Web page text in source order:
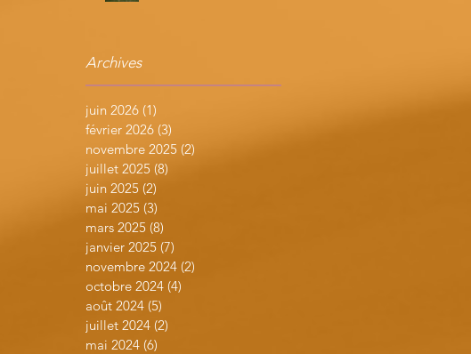
Archives
juin 2026 (1)
février 2026 (3)
novembre 2025 (2)
juillet 2025 (8)
juin 2025 (2)
mai 2025 (3)
mars 2025 (8)
janvier 2025 (7)
novembre 2024 (2)
octobre 2024 (4)
août 2024 (5)
juillet 2024 (2)
mai 2024 (6)